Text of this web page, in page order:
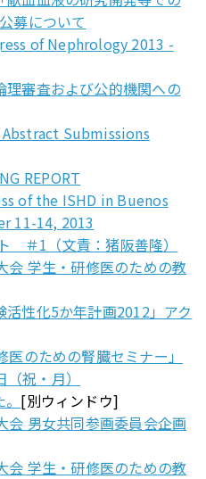
募について
of Nephrology 2013 -
理審査および公的機関への
Abstract Submissions
REPORT
of the ISHD in Buenos
11-14, 2013
＃1（文責：猪阪善隆）
会 学生・研修医のための教
活性化5か年計画2012」アク
医のための腎臓セミナー」
祝・月）
[別ウィンドウ]
会 男女共同参画委員会企画
会 学生・研修医のための教